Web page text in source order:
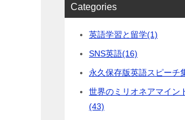
Categories
英語学習と留学(1)
SNS英語(16)
永久保存版英語スピーチ
世界のミリオネアマイン
(43)